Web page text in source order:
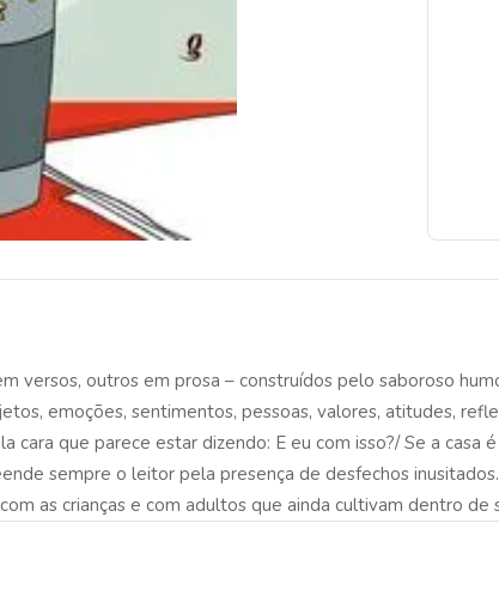
versos, outros em prosa – construídos pelo saboroso
emoções, sentimentos, pessoas, valores, atitudes,
cara que parece estar dizendo: E eu com isso?/ Se a casa
sempre o leitor pela presença de desfechos
as crianças e com adultos que ainda cultivam dentro de